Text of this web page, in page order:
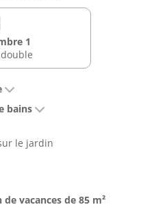
1
bains
le jardin
de vacances de 85 m²